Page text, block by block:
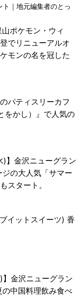
｜地元編集者のとっ
ポケモン・ウィ
でリニューアルオ
モンの名を冠した
パティスリーカフ
をかし）』で人気の
)】金沢ニューグラン
ジの大人気「サマー
スタート。
イットスイーツ) 香
金沢ニューグラン
の中国料理飲み食べ